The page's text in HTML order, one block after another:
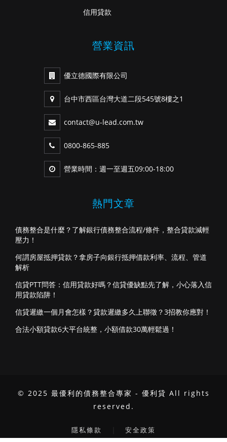
信用貸款
營業資訊
優立德國際有限公司
台中市西區台灣大道二段545號8樓之1
contact@u-lead.com.tw
0800-865-885
營業時間：週一至週五09:00-18:00
熱門文章
債務整合是什麼？了解銀行債務整合流程/條件，整合貸款減輕
壓力！
何謂房屋抵押貸款？拿房子向銀行抵押借款利率、流程、管道
解析
信貸PTT問答：信用貸款好嗎？信貸優缺點先了解，小心落入信
用貸款陷阱！
信貸遲繳一個月會怎樣？貸款遲繳多久上聯徵？3招教你應對！
合法小額貸款6大平台統整，小額借款30萬輕鬆過！
© 2025 最優利的債務整合專家 - 優利貸 All rights
reserved.
隱私條款 安全政策